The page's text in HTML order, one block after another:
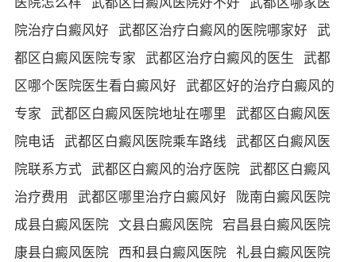
院治疗白癜风好 武都区治疗白癜风的医院哪家好 武
都区白癜风医院专家 武都区治疗白癜风的医生
武都
区哪个医院医生看白癜风好 武都区好的治疗白癜风的
专家 武都区白癜风医院地址在哪里
武都区白癜风医
院电话 武都区白癜风医院乘车路线 武都区白癜风医
院联系方式 武都区白癜风的治疗医院 武都区白癜风
治疗费用
武都区哪里治疗白癜风好 陇南白癜风医院
成县白癜风医院 文县白癜风医院 宕昌县白癜风医院
康县白癜风医院 西和县白癜风医院 礼县白癜风医院